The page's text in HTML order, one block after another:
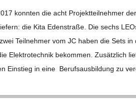
konn­ten die acht Pro­jekt­teil­neh­mer
die Kita Eden­straße. Die sechs
Teil­neh­mer vom JC haben die Sets
Elek­tro­tech­nik bekom­men. Zusätz­lich
Ein­stieg in eine Berufs­aus­bil­dung zu